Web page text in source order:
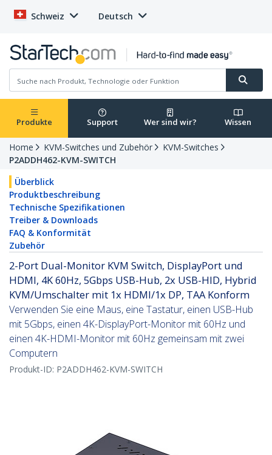
Schweiz Deutsch
Produkte Support Wer sind wir? Wissen
Home KVM-Switches und Zubehör
KVM-Switches
P2ADDH462-KVM-SWITCH
Überblick
Produktbeschreibung
Technische Spezifikationen
Treiber & Downloads
FAQ & Konformität
Zubehör
2-Port Dual-Monitor KVM Switch, DisplayPort und
HDMI, 4K 60Hz, 5Gbps USB-Hub, 2x USB-HID, Hybrid
KVM/Umschalter mit 1x HDMI/1x DP, TAA Konform
Verwenden Sie eine Maus, eine Tastatur, einen USB-Hub
mit 5Gbps, einen 4K-DisplayPort-Monitor mit 60Hz und
einen 4K-HDMI-Monitor mit 60Hz gemeinsam mit zwei
Computern
Produkt-ID: P2ADDH462-KVM-SWITCH